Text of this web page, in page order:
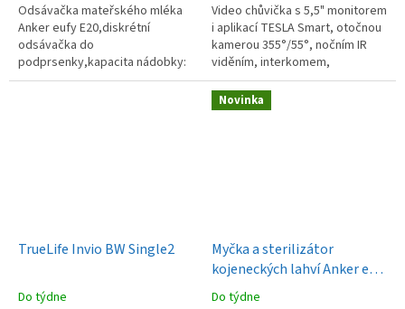
Odsávačka mateřského mléka
Anker eufy E20,diskrétní
odsávačka do
podprsenky,kapacita nádobky:
150 ml,sací tlak až 300
Video chůvička s 5,5" monitorem
i aplikací TESLA Smart, otočnou
kamerou 355°/55°, nočním IR
viděním, interkomem,
ukolébavkami a detekcí pohybu,
pláče, hluku, teploty i vlhkosti.
TrueLife Invio BW Single2
Do týdne
Novinka
Myčka a sterilizátor
kojeneckých lahví Anker eufy
S1 Pro
Do týdne